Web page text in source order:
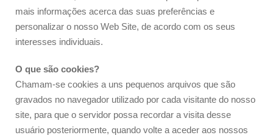
mais informações acerca das suas preferências e
personalizar o nosso Web Site, de acordo com os seus
interesses individuais.
O que são cookies?
Chamam-se cookies a uns pequenos arquivos que são
gravados no navegador utilizado por cada visitante do nosso
site, para que o servidor possa recordar a visita desse
usuário posteriormente, quando volte a aceder aos nossos